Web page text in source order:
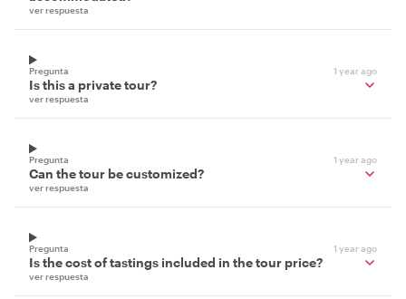
ver respuesta
Pregunta 1 year ago
Is this a private tour?
ver respuesta
Pregunta 1 year ago
Can the tour be customized?
ver respuesta
Pregunta 1 year ago
Is the cost of tastings included in the tour price?
ver respuesta